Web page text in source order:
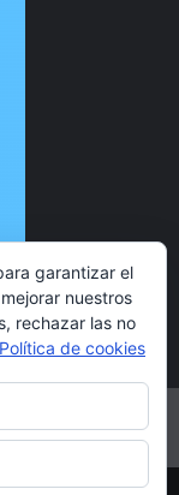
garantizar el
nuestros
rechazar las no
Política de cookies